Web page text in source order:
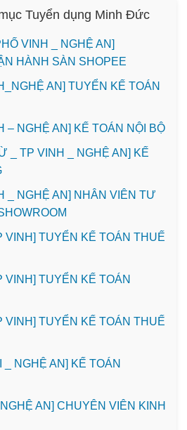
Tuyển dụng Minh Đức
VINH _ NGHỆ AN]
HÀNH SÀN SHOPEE
AN] TUYỂN KẾ TOÁN
– NGHỆ AN] KẾ TOÁN NỘI BỘ
_ TP VINH _ NGHỆ AN] KẾ
_ NGHỆ AN] NHÂN VIÊN TƯ
VINH] TUYỂN KẾ TOÁN THUẾ
VINH] TUYỂN KẾ TOÁN
VINH] TUYỂN KẾ TOÁN THUẾ
_ NGHỆ AN] KẾ TOÁN
AN] CHUYÊN VIÊN KINH